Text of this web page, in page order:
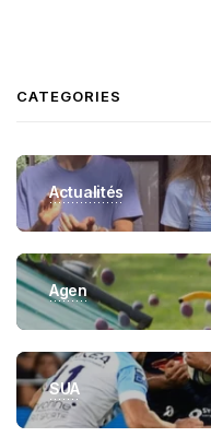
CATEGORIES
Actualités
Agen
SUA